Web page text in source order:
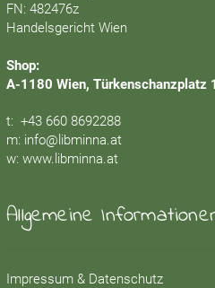
FN: 482476z
Handelsgericht Wien
Shop:
A-1180 Wien, Türkenschanzplatz 1
t:+43 660 8692288
m: info@libminna.at
w:www.libminna.at
Allgemeine
Impressum & Datenschutz